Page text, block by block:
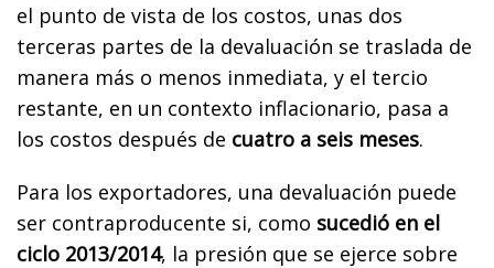
el punto de vista de los costos, unas dos
terceras partes de la devaluación se traslada de
manera más o menos inmediata, y el tercio
restante, en un contexto inflacionario, pasa a
los costos después de cuatro a seis meses.
Para los exportadores, una devaluación puede
ser contraproducente si, como sucedió en el
ciclo 2013/2014, la presión que se ejerce sobre